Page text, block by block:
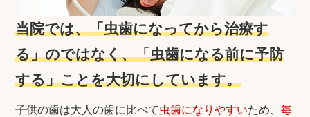
当院では、「虫歯になってから治療す
る」のではなく、「虫歯になる前に予防
する」ことを大切にしています。
子供の歯は大人の歯に比べて虫歯になりやすいため、毎